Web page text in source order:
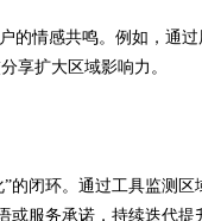
的情感共鸣。例如，通
享扩大区域影响力。
的闭环。通过工具监测
服务承诺，持续迭代提